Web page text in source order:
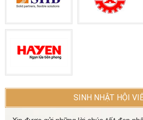
SINH NHẬT HỘI